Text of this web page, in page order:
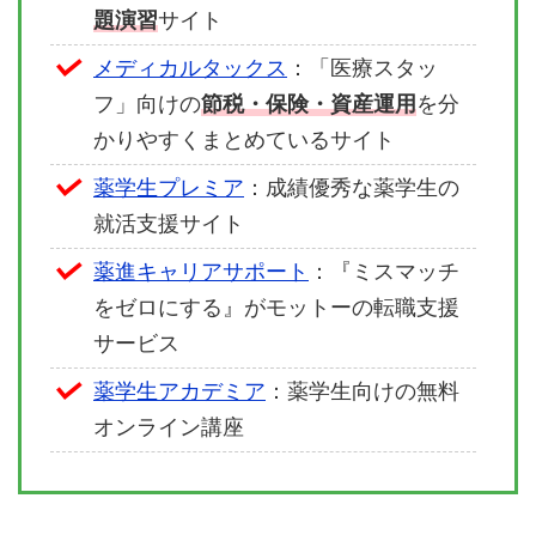
題演習サイト
メディカルタックス ：「医療スタッ
フ」向けの節税・保険・資産運用を分
かりやすくまとめているサイト
薬学生プレミア ：成績優秀な薬学生の
就活支援サイト
薬進キャリアサポート ：『ミスマッチ
をゼロにする』がモットーの転職支援
サービス
薬学生アカデミア ：薬学生向けの無料
オンライン講座